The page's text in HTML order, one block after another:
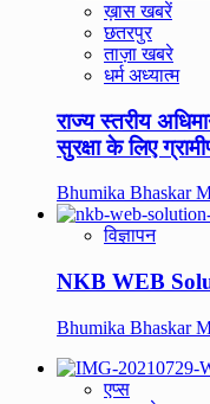
ख़ास खबरें
छतरपुर
ताज़ा खबरे
धर्म अध्यात्म
राज्य स्तरीय
सुरक्षा के लिए
Bhumika Bhaskar
विज्ञापन
NKB WEB
Bhumika Bhaskar
एप्स